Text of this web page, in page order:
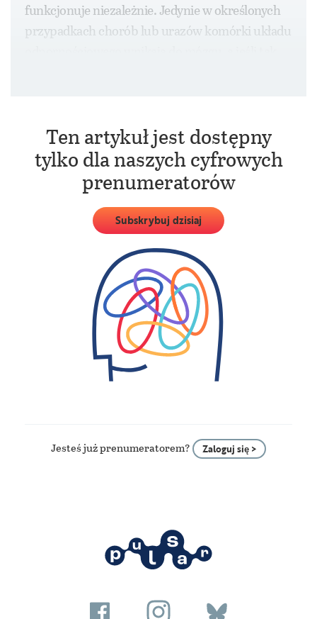
funkcjonuje niezależnie. Jedynie w określonych
przypadkach chorób lub urazów komórki układu
Ten artykuł jest dostępny
tylko dla naszych cyfrowych
prenumeratorów
Subskrybuj dzisiaj
Jesteś już prenumeratorem? Zaloguj się >